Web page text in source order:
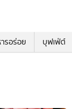
รอร่อย บุฟเฟ่ต์